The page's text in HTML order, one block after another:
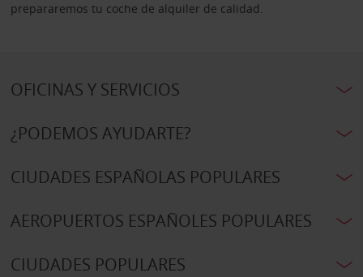
prepararemos tu coche de alquiler de calidad.
OFICINAS Y SERVICIOS
¿PODEMOS AYUDARTE?
CIUDADES ESPAÑOLAS POPULARES
AEROPUERTOS ESPAÑOLES POPULARES
CIUDADES POPULARES